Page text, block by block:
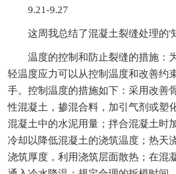
9.21-9.27
这周我总结了混凝土裂缝处理的'
温度的控制和防止裂缝的措施：
轻温度应力可以从控制温度和改善约
手。控制温度的措施如下：采用改善
性混凝土，掺混合料，加引气剂或塑
混凝土中的水泥用量；拌合混凝土时
冷却以降低混凝土的浇筑温度；热天
浇筑厚度，利用浇筑层面散热；在混